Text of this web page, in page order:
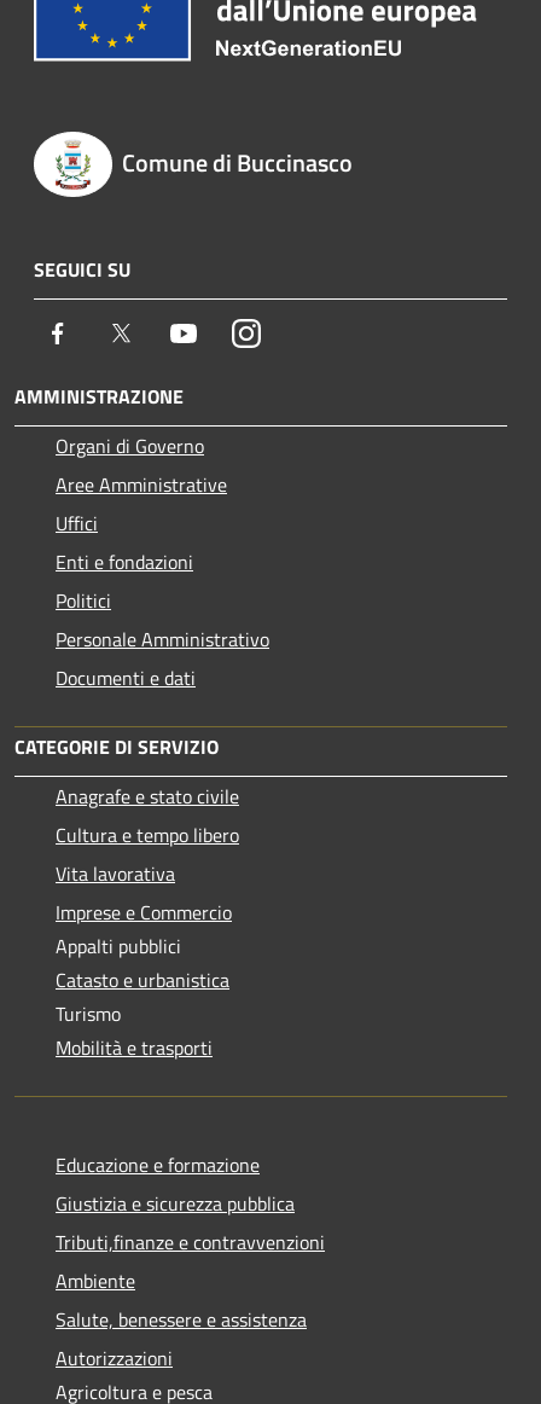
Comune di Buccinasco
SEGUICI SU
Facebook Twitter YoutubeInstagram
AMMINISTRAZIONE
Organi di Governo
Aree Amministrative
Uffici
Enti e fondazioni
Politici
Personale Amministrativo
Documenti e dati
CATEGORIE DI SERVIZIO
Anagrafe e stato civile
Cultura e tempo libero
Vita lavorativa
Imprese e Commercio
Appalti pubblici
Catasto e urbanistica
Turismo
Mobilità e trasporti
Educazione e formazione
Giustizia e sicurezza pubblica
Tributi,finanze e contravvenzioni
Ambiente
Salute, benessere e assistenza
Autorizzazioni
Agricoltura e pesca